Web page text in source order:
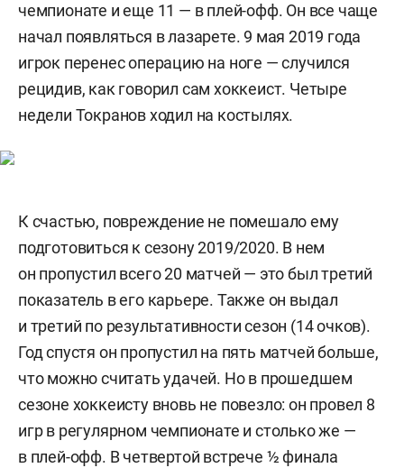
чемпионате и еще 11 — в плей-офф. Он все чаще
начал появляться в лазарете. 9 мая 2019 года
игрок перенес операцию на ноге — случился
рецидив, как говорил сам хоккеист. Четыре
недели Токранов ходил на костылях.
К счастью, повреждение не помешало ему
подготовиться к сезону 2019/2020. В нем
он пропустил всего 20 матчей — это был третий
показатель в его карьере. Также он выдал
и третий по результативности сезон (14 очков).
Год спустя он пропустил на пять матчей больше,
что можно считать удачей. Но в прошедшем
сезоне хоккеисту вновь не повезло: он провел 8
игр в регулярном чемпионате и столько же —
в плей-офф. В четвертой встрече ½ финала